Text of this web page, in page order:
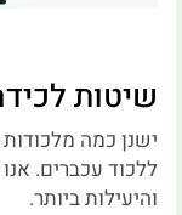
שיטות
ישנן כמה
ללכוד עכברים.
והיעילות ביותר.